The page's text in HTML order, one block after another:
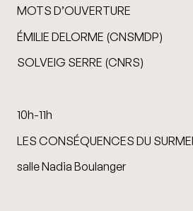
MOTS D’OUVERTURE
ÉMILIE DELORME (CNSMDP)
SOLVEIG SERRE (CNRS)
10h-11h
LES CONSÉQUENCES DU
salle Nadia Boulanger